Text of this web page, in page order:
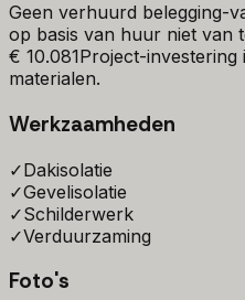
Geen verhuurd belegging-
op basis van huur niet van
€ 10.081Project-investering
materialen.
Werkzaamheden
✓Dakisolatie
✓Gevelisolatie
✓Schilderwerk
✓Verduurzaming
Foto's